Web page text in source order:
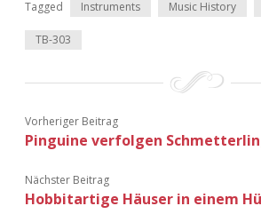
Tagged Instruments Music History
TB-303
Vorheriger Beitrag
Pinguine verfolgen
Nächster Beitrag
Hobbitartige Häuser in einem